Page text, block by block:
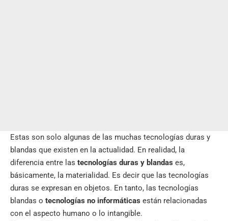
Estas son solo algunas de las muchas tecnologías duras y
blandas que existen en la actualidad. En realidad, la
diferencia entre las tecnologías duras y blandas es,
básicamente, la materialidad. Es decir que las tecnologías
duras se expresan en objetos. En tanto, las tecnologías
blandas o tecnologías no informáticas están relacionadas
con el aspecto humano o lo intangible.